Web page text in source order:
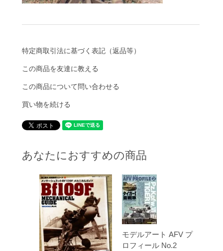
特定商取引法に基づく表記（返品等）
この商品を友達に教える
この商品について問い合わせる
買い物を続ける
あなたにおすすめの商品
モデルアート AFV プ
ロフィール No.2